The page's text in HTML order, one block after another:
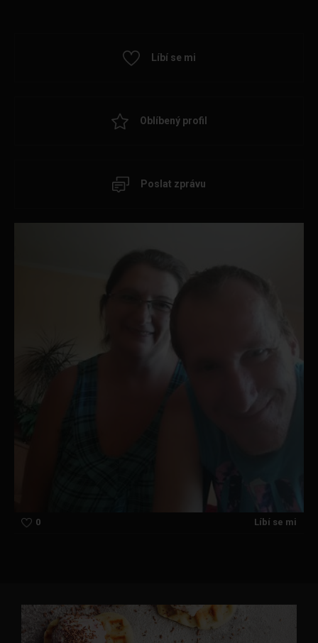
Líbí se mi
Oblíbený profil
Poslat zprávu
0 Líbí se mi